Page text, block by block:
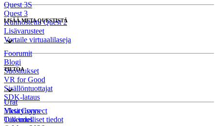
Quest 3S
Quest 3
Kunnostettu Quest 2
Lisävarusteet
Vertaile virtuaalilaseja
LISÄÄ META QUESTISTÄ
Foorumit
Blogi
Suositukset
VR for Good
Sisällöntuottajat
SDK-lataus
TIETOA
Urat
Meta Connect
Tutkimus
Yksityisyys
Oikeudelliset tiedot